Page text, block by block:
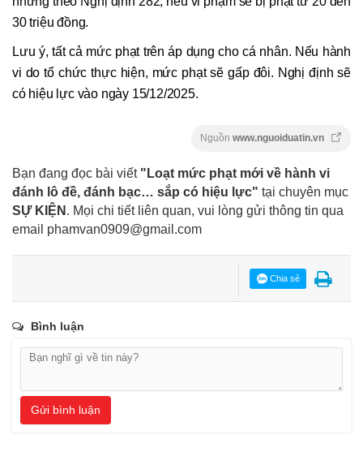
30 triệu đồng.
Lưu ý, tất cả mức phạt trên áp dụng cho cá nhân. Nếu hành
vi do tổ chức thực hiện, mức phạt sẽ gấp đôi. Nghị định sẽ
có hiệu lực vào ngày 15/12/2025.
Nguồn www.nguoiduatin.vn
Bạn đang đọc bài viết "Loạt mức phạt mới về hành vi
đánh lô đề, đánh bạc… sắp có hiệu lực" tại chuyên mục
SỰ KIỆN . Mọi chi tiết liên quan, vui lòng gửi thông tin qua
email phamvan0909@gmail.com
Chia sẻ
Bình luận
Gửi bình luận